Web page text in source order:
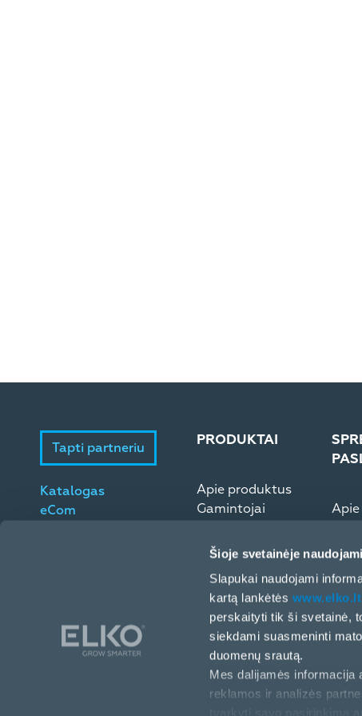
Šioje svetainėje
Slapukai naudojami
kartą lankėtės www.elko.lt
perskaityti tik ši svetainė,
siekdami suasmeninti
duomenų srautą.
Mes dalijamės informacija
reklamos ir analizės
Tapti partneriu
Katalogas
eCom
PRODUKTAI
Apie produktus
Gamintojai
Europos pr. 32 (II a.), Kaunas, LT-46326, Lietuva